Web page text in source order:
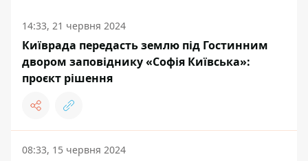
14:33, 21 червня 2024
Київрада передасть землю під Гостинним
двором заповіднику «Софія Київська»:
проєкт рішення
08:33, 15 червня 2024